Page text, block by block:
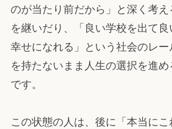
のが当たり前だから」と深く考
を継いだり、「良い学校を出て
幸せになれる」という社会のレ
を持たないまま人生の選択を進
です。
この状態の人は、後に「本当に